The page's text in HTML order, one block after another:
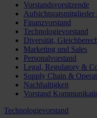
Vorstandsvorsitzende
Finanzvorstand
Technologievorstand
Diversität,
Marketing und Sales
Personalvorstand
Legal, Regulatory &
Supply Chain &
Nachhaltigkeit
Vorstand
Technologievorstand